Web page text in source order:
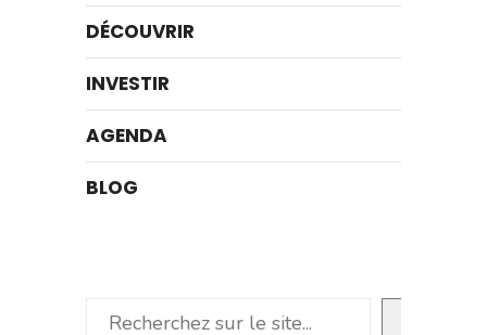
DÉCOUVRIR
INVESTIR
AGENDA
BLOG
Rechercher